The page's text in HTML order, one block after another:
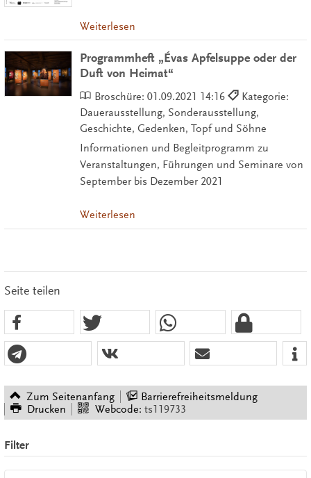
Weiterlesen
Programmheft „Évas Apfelsuppe oder der
Duft von Heimat“
Broschüre: 01.09.2021 14:16
Kategorie:
Dauerausstellung, Sonderausstellung,
Geschichte, Gedenken, Topf und Söhne
Informationen und Begleitprogramm zu
Veranstaltungen, Führungen und Seminare von
September bis Dezember 2021
Weiterlesen
Seite teilen
Zum Seitenanfang
Barrierefreiheitsmeldung
Drucken
Webcode: ts119733
Filter